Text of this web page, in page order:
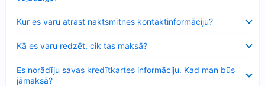
Kur es varu atrast naktsmītnes kontaktinformāciju?
Kā es varu redzēt, cik tas maksā?
Es norādīju savas kredītkartes informāciju. Kad man būs
jāmaksā?